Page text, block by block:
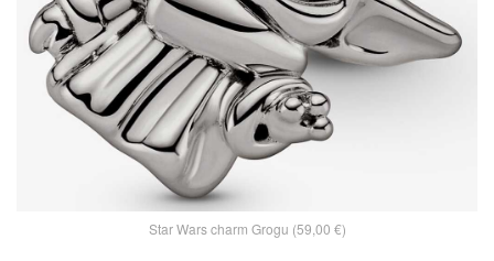
Star Wars charm Grogu (59,00 €)